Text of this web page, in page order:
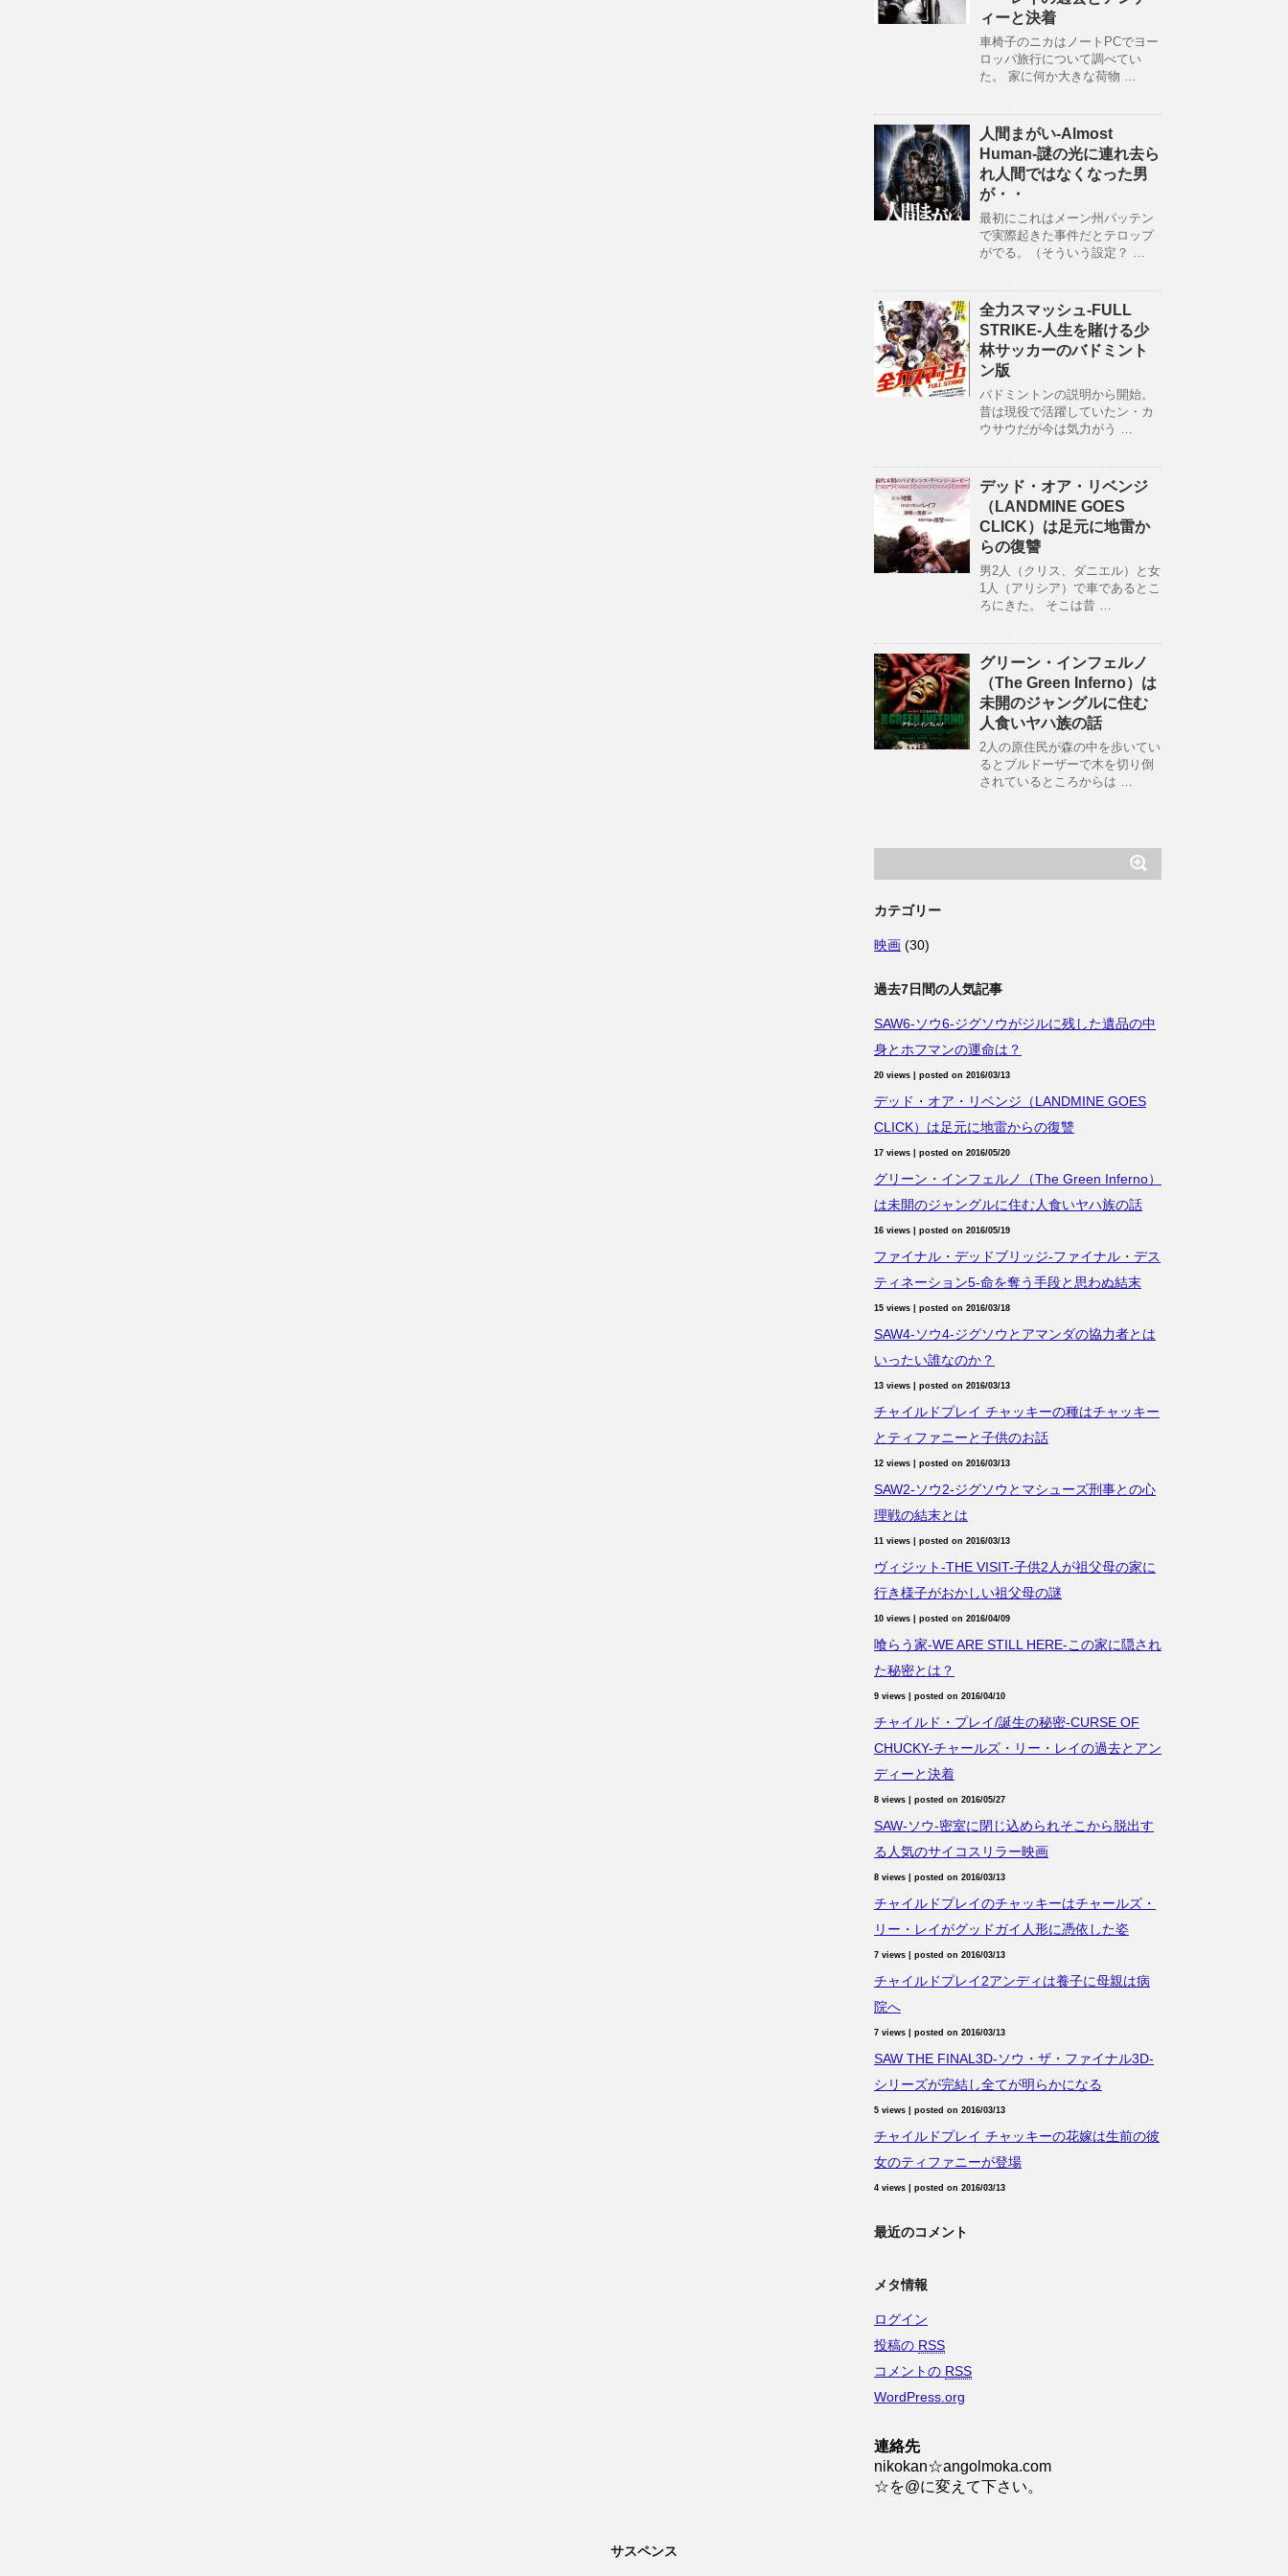
ィーと決着
車椅子のニカはノートPCでヨー
ロッパ旅行について調べてい
た。 家に何か大きな荷物 …
人間まがい-Almost
Human-謎の光に連れ去ら
れ人間ではなくなった男
が・・
最初にこれはメーン州パッテン
で実際起きた事件だとテロップ
がでる。（そういう設定？ …
全力スマッシュ-FULL
STRIKE-人生を賭ける少
林サッカーのバドミント
ン版
バドミントンの説明から開始。
昔は現役で活躍していたン・カ
ウサウだが今は気力がう …
デッド・オア・リベンジ
（LANDMINE GOES
CLICK）は足元に地雷か
らの復讐
男2人（クリス、ダニエル）と女
1人（アリシア）で車であるとこ
ろにきた。 そこは昔 …
グリーン・インフェルノ
（The Green Inferno）は
未開のジャングルに住む
人食いヤハ族の話
2人の原住民が森の中を歩いてい
るとブルドーザーで木を切り倒
されているところからは …
カテゴリー
映画 (30)
過去7日間の人気記事
SAW6-ソウ6-ジグソウがジルに残した遺品の中
身とホフマンの運命は？
20 views posted on 2016/03/13
デッド・オア・リベンジ（LANDMINE GOES
CLICK）は足元に地雷からの復讐
17 views posted on 2016/05/20
グリーン・インフェルノ（The Green Inferno）
は未開のジャングルに住む人食いヤハ族の話
16 views posted on 2016/05/19
ファイナル・デッドブリッジ-ファイナル・デス
ティネーション5-命を奪う手段と思わぬ結末
15 views posted on 2016/03/18
SAW4-ソウ4-ジグソウとアマンダの協力者とは
いったい誰なのか？
13 views posted on 2016/03/13
チャイルドプレイ チャッキーの種はチャッキー
とティファニーと子供のお話
12 views posted on 2016/03/13
SAW2-ソウ2-ジグソウとマシューズ刑事との心
理戦の結末とは
11 views posted on 2016/03/13
ヴィジット-THE VISIT-子供2人が祖父母の家に
行き様子がおかしい祖父母の謎
10 views posted on 2016/04/09
喰らう家-WE ARE STILL HERE-この家に隠され
た秘密とは？
9 views posted on 2016/04/10
チャイルド・プレイ/誕生の秘密-CURSE OF
CHUCKY-チャールズ・リー・レイの過去とアン
ディーと決着
8 views posted on 2016/05/27
SAW-ソウ-密室に閉じ込められそこから脱出す
る人気のサイコスリラー映画
8 views posted on 2016/03/13
チャイルドプレイのチャッキーはチャールズ・
リー・レイがグッドガイ人形に憑依した姿
7 views posted on 2016/03/13
チャイルドプレイ2アンディは養子に母親は病
院へ
7 views posted on 2016/03/13
SAW THE FINAL3D-ソウ・ザ・ファイナル3D-
シリーズが完結し全てが明らかになる
5 views posted on 2016/03/13
チャイルドプレイ チャッキーの花嫁は生前の彼
女のティファニーが登場
4 views posted on 2016/03/13
最近のコメント
メタ情報
ログイン
投稿の RSS
コメントの RSS
WordPress.org
連絡先
nikokan☆angolmoka.com
☆を@に変えて下さい。
サスペンス